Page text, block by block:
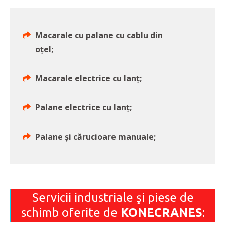
Macarale cu palane cu cablu din
oțel;
Macarale electrice cu lanț;
Palane electrice cu lanț;
Palane și cărucioare manuale;
Servicii industriale şi piese de
schimb oferite de KONECRANES: